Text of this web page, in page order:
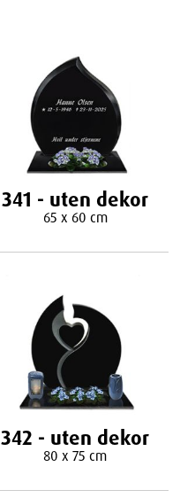
341 - uten dekor
65 x 60 cm
342 - uten dekor
80 x 75 cm